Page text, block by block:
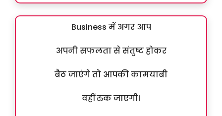
Business में अगर आप
अपनी सफलता से संतुष्ट होकर
बैठ जाएंगे तो आपकी कामयाबी
वहीं रुक जाएगी।